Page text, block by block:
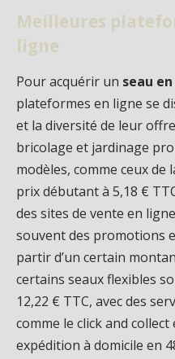
Meilleures
ligne
Pour acquérir un seau
plateformes en ligne se
et la diversité de leur
bricolage et jardinage
modèles, comme ceux de
prix débutant à 5,18 €
des sites de vente en
souvent des promotions
partir d’un certain
certains seaux flexibles
12,22 € TTC, avec des
comme le click and
expédition à domicile en